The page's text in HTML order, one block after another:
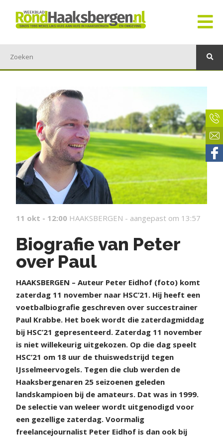
11 okt - 12:00 HAAKSBERGEN - aangepast om 13:57
Biografie van Peter
over Paul
HAAKSBERGEN – Auteur Peter Eidhof (foto) komt
zaterdag 11 november naar HSC’21. Hij heeft een
voetbalbiografie geschreven over succestrainer
Paul Krabbe. Het boek wordt die zaterdagmiddag
bij HSC’21 gepresenteerd. Zaterdag 11 november
is niet willekeurig uitgekozen. Op die dag speelt
HSC’21 om 18 uur de thuiswedstrijd tegen
IJsselmeervogels. Tegen die club werden de
Haaksbergenaren 25 seizoenen geleden
landskampioen bij de amateurs. Dat was in 1999.
De selectie van weleer wordt uitgenodigd voor
een gezellige zaterdag. Voormalig
freelancejournalist Peter Eidhof is dan ook bij